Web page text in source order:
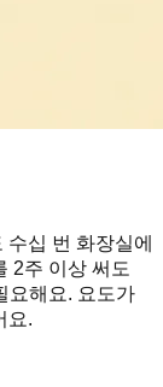
십 번 화장실에
2주 이상 써도
요해요. 요도가
요.